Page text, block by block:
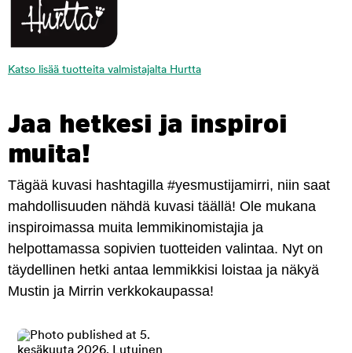
Katso lisää tuotteita valmistajalta Hurtta
Jaa hetkesi ja inspiroi
muita!
Tägää kuvasi hashtagilla #yesmustijamirri, niin saat
mahdollisuuden nähdä kuvasi täällä! Ole mukana
inspiroimassa muita lemmikinomistajia ja
helpottamassa sopivien tuotteiden valintaa. Nyt on
täydellinen hetki antaa lemmikkisi loistaa ja näkyä
Mustin ja Mirrin verkkokaupassa!